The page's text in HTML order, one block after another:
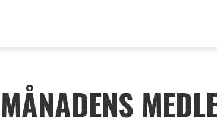
MÅNADENS